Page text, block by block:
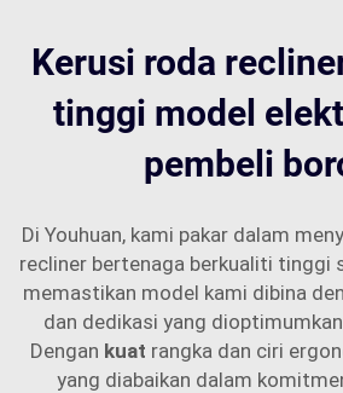
Kerusi roda
tinggi model
pembeli
Di Youhuan, kami pakar dalam
recliner bertenaga berkualiti tinggi
memastikan model kami dibina
dan dedikasi yang
Dengan kuat rangka dan ciri
yang diabaikan dalam